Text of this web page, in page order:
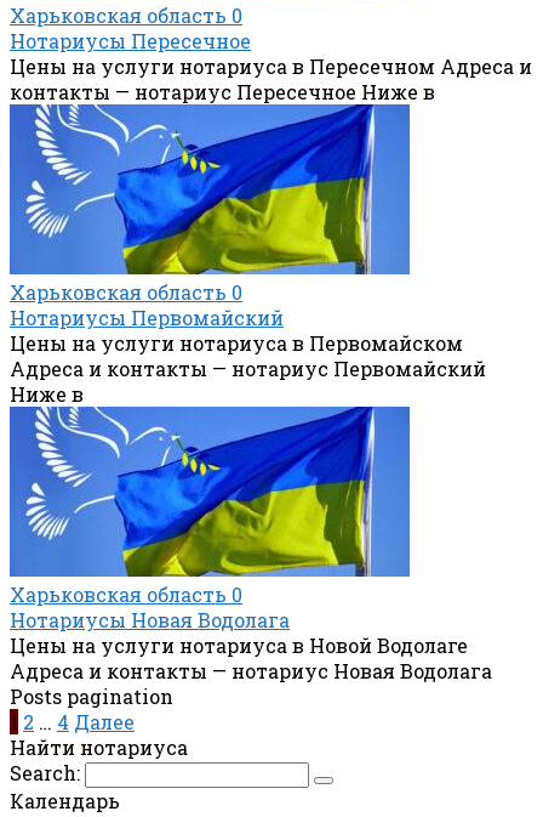
Харьковская область 0
Нотариусы Пересечное
Цены на услуги нотариуса в Пересечном Адреса и
контакты — нотариус Пересечное Ниже в
Харьковская область 0
Нотариусы Первомайский
Цены на услуги нотариуса в Первомайском
Адреса и контакты — нотариус Первомайский
Ниже в
Харьковская область 0
Нотариусы Новая Водолага
Цены на услуги нотариуса в Новой Водолаге
Адреса и контакты — нотариус Новая Водолага
Posts pagination
1 2 … 4 Далее
Найти нотариуса
Search:
Календарь